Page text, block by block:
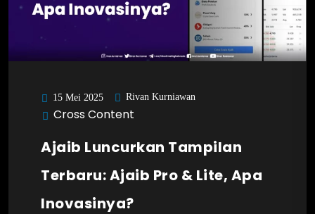
15 Mei 2025 Rivan Kurniawan
Cross Content
Ajaib Luncurkan Tampilan
Terbaru: Ajaib Pro & Lite, Apa
Inovasinya?